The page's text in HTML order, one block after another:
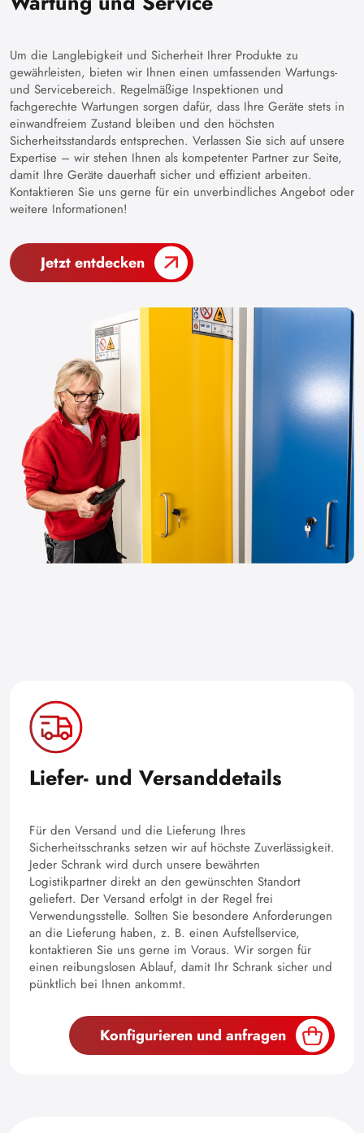
Um die Langlebigkeit und Sicherheit Ihrer Produkte zu
gewährleisten, bieten wir Ihnen einen umfassenden Wartungs-
und Servicebereich. Regelmäßige Inspektionen und
fachgerechte Wartungen sorgen dafür, dass Ihre Geräte stets in
einwandfreiem Zustand bleiben und den höchsten
Sicherheitsstandards entsprechen. Verlassen Sie sich auf unsere
Expertise – wir stehen Ihnen als kompetenter Partner zur Seite,
damit Ihre Geräte dauerhaft sicher und effizient arbeiten.
Kontaktieren Sie uns gerne für ein unverbindliches Angebot oder
weitere Informationen!
Jetzt entdecken
Liefer- und Versanddetails
Für den Versand und die Lieferung Ihres
Sicherheitsschranks setzen wir auf höchste Zuverlässigkeit.
Jeder Schrank wird durch unsere bewährten
Logistikpartner direkt an den gewünschten Standort
geliefert. Der Versand erfolgt in der Regel frei
Verwendungsstelle. Sollten Sie besondere Anforderungen
an die Lieferung haben, z. B. einen Aufstellservice,
kontaktieren Sie uns gerne im Voraus. Wir sorgen für
einen reibungslosen Ablauf, damit Ihr Schrank sicher und
pünktlich bei Ihnen ankommt.
Konfigurieren und anfragen